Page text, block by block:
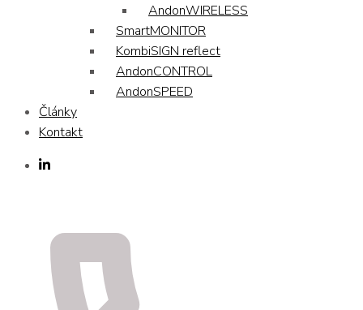
AndonWIRELESS
SmartMONITOR
KombiSIGN reflect
AndonCONTROL
AndonSPEED
Články
Kontakt